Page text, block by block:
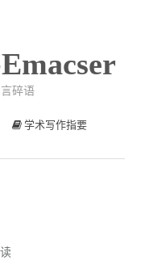
碎语
学术写作指要